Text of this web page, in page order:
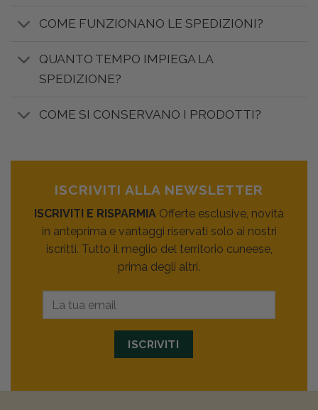
COME FUNZIONANO LE SPEDIZIONI?
QUANTO TEMPO IMPIEGA LA
SPEDIZIONE?
COME SI CONSERVANO I PRODOTTI?
ISCRIVITI ALLA NEWSLETTER
ISCRIVITI E RISPARMIA Offerte esclusive, novità
in anteprima e vantaggi riservati solo ai nostri
iscritti. Tutto il meglio del territorio cuneese,
prima degli altri.
ISCRIVITI